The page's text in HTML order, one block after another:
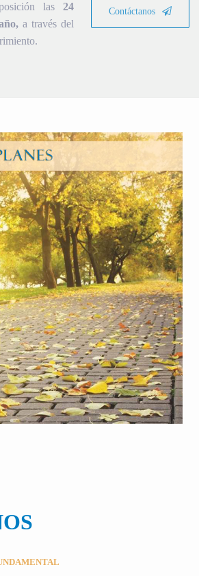
las 24
a través del
Contáctanos